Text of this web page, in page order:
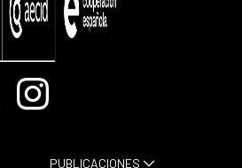
Instagram
PUBLICACIONES